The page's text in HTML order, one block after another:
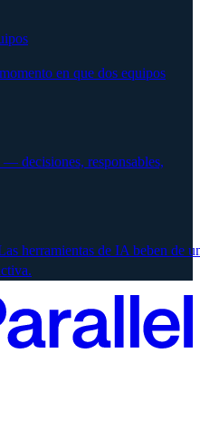
en que dos equipos
decisiones, responsables,
herramientas de IA beben de